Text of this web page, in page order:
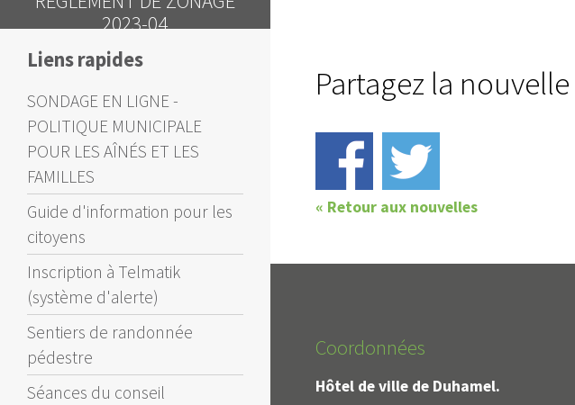
Liens rapides
SONDAGE EN LIGNE -
POLITIQUE MUNICIPALE
POUR LES AÎNÉS ET LES
FAMILLES
Guide d'information pour les
citoyens
Inscription à Telmatik
(système d'alerte)
Sentiers de randonnée
pédestre
Séances du conseil
Partagez la nouvelle
« Retour aux nouvelles
Coordonnées
Hôtel de ville de Duhamel.